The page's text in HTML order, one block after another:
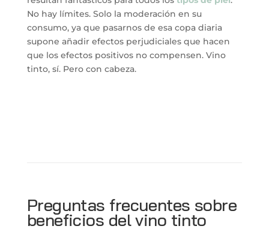
No hay límites. Solo la moderación en su
consumo, ya que pasarnos de esa copa diaria
supone añadir efectos perjudiciales que hacen
que los efectos positivos no compensen. Vino
tinto, sí. Pero con cabeza.
Preguntas frecuentes sobre
beneficios del vino tinto